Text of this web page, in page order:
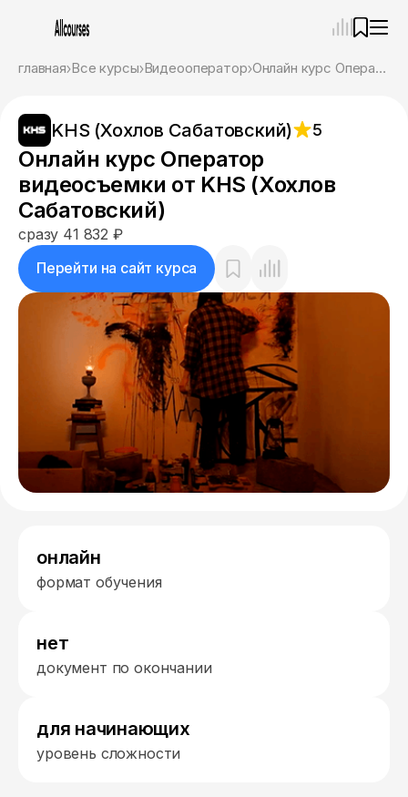
главная Все курсы Видеооператор Онлайн курс Оператор видеосъемки от KHS (Хохлов Сабатовский)
KHS (Хохлов Сабатовский) 5
Онлайн курс Оператор
видеосъемки от KHS (Хохлов
Сабатовский)
сразу 41 832 ₽
Перейти на сайт курса
онлайн
формат обучения
нет
документ по окончании
для начинающих
уровень сложности
Ассистент
Привет! Я Ваш карьерный навигатор. Подберу
курсы, которые соответствует именно вашим
целям.
Пожалуйста, ответьте на несколько вопросов,
чтобы начать.
Приступим?